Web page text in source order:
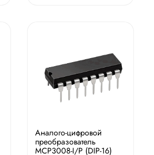
Аналого-цифровой
преобразователь
MCP3008-I/P (DIP-16)